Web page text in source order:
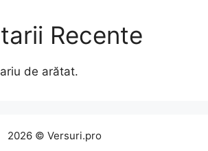
Recente
de arătat.
2026 © Versuri.pro